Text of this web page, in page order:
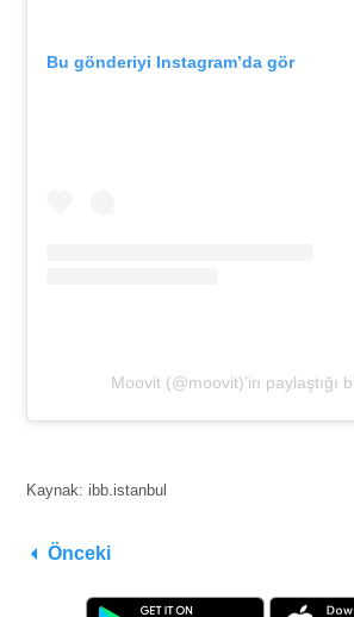
Bu gönderiyi Instagram’da gör
Moovit (@moovit)’in paylaştığı
Kaynak: ibb.istanbul
Önceki